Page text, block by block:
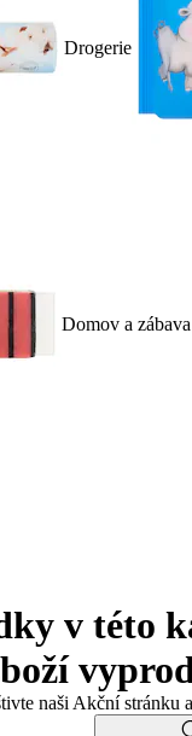
Drogerie
Domov a zábava
v této
naši Akční stránku